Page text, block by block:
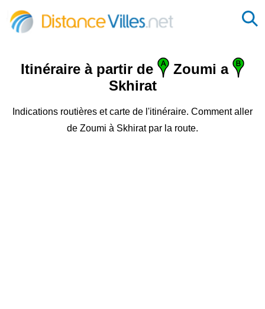
Itinéraire à partir de
Zoumi a
Skhirat
Indications routières et carte de l'itinéraire. Comment aller
de Zoumi à Skhirat par la route.